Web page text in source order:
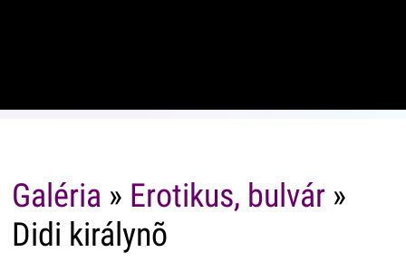
Galéria » Erotikus, bulvár»
Didi királynõ